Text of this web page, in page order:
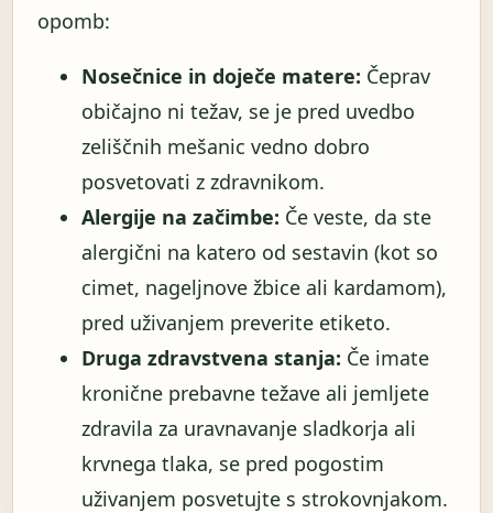
opomb:
Nosečnice in doječe matere: Čeprav
običajno ni težav, se je pred uvedbo
zeliščnih mešanic vedno dobro
posvetovati z zdravnikom.
Alergije na začimbe: Če veste, da ste
alergični na katero od sestavin (kot so
cimet, nageljnove žbice ali kardamom),
pred uživanjem preverite etiketo.
Druga zdravstvena stanja: Če imate
kronične prebavne težave ali jemljete
zdravila za uravnavanje sladkorja ali
krvnega tlaka, se pred pogostim
uživanjem posvetujte s strokovnjakom.